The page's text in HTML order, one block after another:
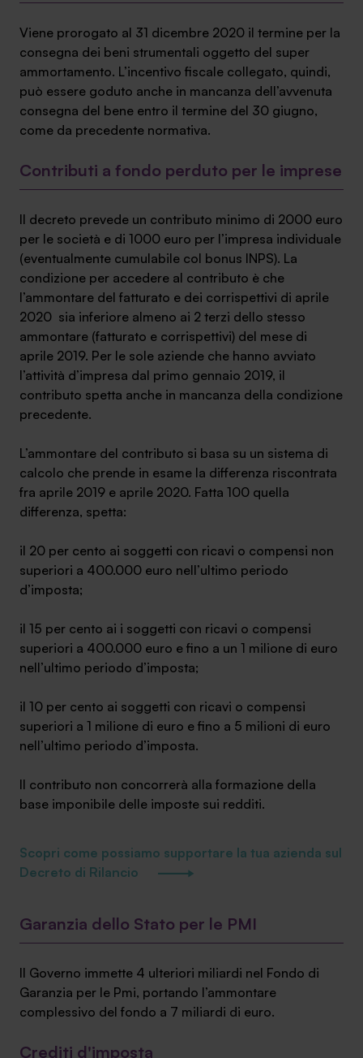
Viene prorogato al 31 dicembre 2020 il termine per la
consegna dei beni strumentali oggetto del super
ammortamento. L’incentivo fiscale collegato, quindi,
può essere goduto anche in mancanza dell’avvenuta
consegna del bene entro il termine del 30 giugno,
come da precedente normativa.
Contributi a fondo perduto per le imprese
Il decreto prevede un contributo minimo di 2000 euro
per le società e di 1000 euro per l’impresa individuale
(eventualmente cumulabile col bonus INPS). La
condizione per accedere al contributo è che
l’ammontare del fatturato e dei corrispettivi di aprile
2020 sia inferiore almeno ai 2 terzi dello stesso
ammontare (fatturato e corrispettivi) del mese di
aprile 2019. Per le sole aziende che hanno avviato
l’attività d’impresa dal primo gennaio 2019, il
contributo spetta anche in mancanza della condizione
precedente.
L’ammontare del contributo si basa su un sistema di
calcolo che prende in esame la differenza riscontrata
fra aprile 2019 e aprile 2020. Fatta 100 quella
differenza, spetta:
il 20 per cento ai soggetti con ricavi o compensi non
superiori a 400.000 euro nell’ultimo periodo
d’imposta;
il 15 per cento ai i soggetti con ricavi o compensi
superiori a 400.000 euro e fino a un 1 milione di euro
nell’ultimo periodo d’imposta;
il 10 per cento ai soggetti con ricavi o compensi
superiori a 1 milione di euro e fino a 5 milioni di euro
nell’ultimo periodo d’imposta.
Il contributo non concorrerà alla formazione della
base imponibile delle imposte sui redditi.
Scopri come possiamo supportare la tua azienda sul
Decreto di Rilancio
Garanzia dello Stato per le PMI
Il Governo immette 4 ulteriori miliardi nel Fondo di
Garanzia per le Pmi, portando l’ammontare
complessivo del fondo a 7 miliardi di euro.
Crediti d'imposta